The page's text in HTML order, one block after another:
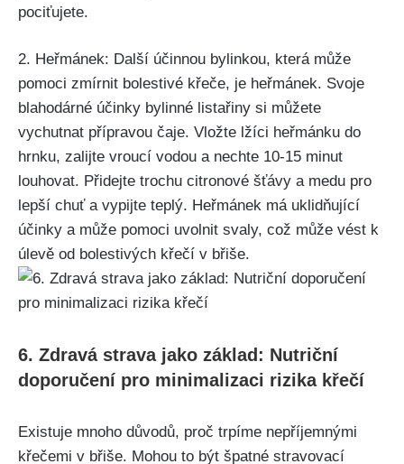
pociťujete.
2. Heřmánek: Další účinnou bylinkou, která může⁢
pomoci​ zmírnit bolestivé křeče, je heřmánek. Svoje
blahodárné‌ účinky bylinné listařiny si⁢ můžete
vychutnat přípravou čaje. Vložte lžíci heřmánku do⁢
hrnku, zalijte vroucí⁤ vodou a‌ nechte 10-15 minut​
louhovat. Přidejte trochu citronové⁢ šťávy a medu pro​
lepší chuť a vypijte teplý. Heřmánek má uklidňující
účinky a může pomoci uvolnit svaly, což může ⁣vést k
úlevě od bolestivých křečí v břiše.
6. Zdravá strava jako základ: Nutriční
doporučení pro minimalizaci rizika křečí
Existuje mnoho důvodů, proč trpíme nepříjemnými
⁣křečemi v břiše. Mohou to být špatné stravovací